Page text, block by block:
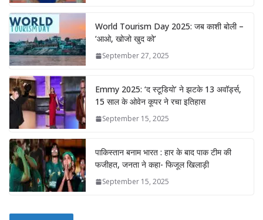
World Tourism Day 2025: जब काशी बोली –
‘आओ, खोजो खुद को’
September 27, 2025
Emmy 2025: ‘द स्टूडियो’ ने झटके 13 अवॉर्ड्स,
15 साल के ओवेन कूपर ने रचा इतिहास
September 15, 2025
पाकिस्तान बनाम भारत : हार के बाद पाक टीम की
फजीहत, जनता ने कहा- फिजूल खिलाड़ी
September 15, 2025